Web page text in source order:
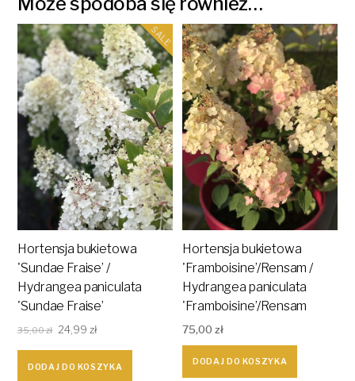
SALE
Hortensja bukietowa
'Sundae Fraise’ /
Hydrangea paniculata
'Sundae Fraise’
35,00zł Pierwotna
cena
wynosiła:
24,99 złAktualna
cena
wynosi:
DODAJ DO KOSZYKA
Hortensja bukietowa
'Framboisine’/Rensam /
Hydrangea paniculata
'Framboisine’/Rensam
75,00zł
DODAJ DO KOSZYKA